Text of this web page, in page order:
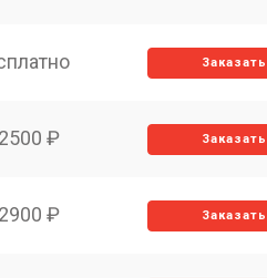
Заказать
₽ Заказать
₽ Заказать